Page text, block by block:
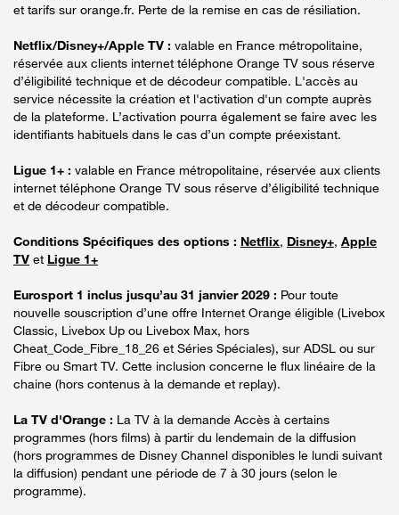
et tarifs sur orange.fr. Perte de la remise en cas de résiliation.
Netflix/Disney+/Apple TV : valable en France métropolitaine,
réservée aux clients internet téléphone Orange TV sous réserve
d’éligibilité technique et de décodeur compatible. L'accès au
service nécessite la création et l'activation d'un compte auprès
de la plateforme. L’activation pourra également se faire avec les
identifiants habituels dans le cas d’un compte préexistant.
Ligue 1+ : valable en France métropolitaine, réservée aux clients
internet téléphone Orange TV sous réserve d’éligibilité technique
et de décodeur compatible.
Conditions Spécifiques des options : Netflix, Disney+, Apple
TV et Ligue 1+
Eurosport 1 inclus jusqu’au 31 janvier 2029 : Pour toute
nouvelle souscription d’une offre Internet Orange éligible (Livebox
Classic, Livebox Up ou Livebox Max, hors
Cheat_Code_Fibre_18_26 et Séries Spéciales), sur ADSL ou sur
Fibre ou Smart TV. Cette inclusion concerne le flux linéaire de la
chaine (hors contenus à la demande et replay).
La TV d'Orange : La TV à la demande Accès à certains
programmes (hors films) à partir du lendemain de la diffusion
(hors programmes de Disney Channel disponibles le lundi suivant
la diffusion) pendant une période de 7 à 30 jours (selon le
programme).